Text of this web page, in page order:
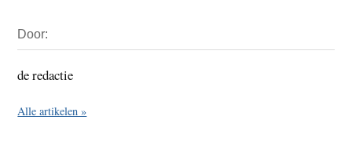
Sidebar
Door:
de redactie
Alle artikelen »